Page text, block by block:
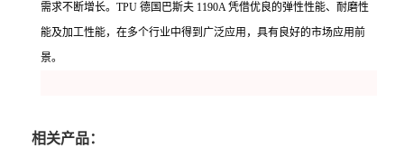
需求不断增长。TPU 德国巴斯夫 1190A 凭借优良的弹性性能、耐磨性
能及加工性能，在多个行业中得到广泛应用，具有良好的市场应用前
景。
相关产品：